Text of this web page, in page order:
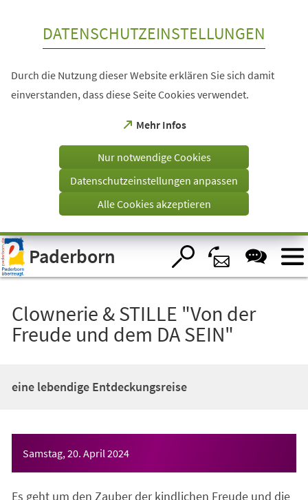
Visuelle
Assistenzsoftware
öffnen.
DATENSCHUTZEINSTELLUNGEN
Durch die Nutzung dieser Website erklären Sie sich damit
einverstanden, dass diese Seite Cookies verwendet.
Mehr Infos
(Öffnet
einem
Tab)
Nur notwendige Cookies
Datenschutzeinstellungen anpassen
Alle Cookies akzeptieren
Paderborn
Clownerie & STILLE "Von der
Freude und dem DA SEIN"
eine lebendige Entdeckungsreise
Samstag, 20. April 2024
Es geht um den Zauber der kindlichen Freude und die